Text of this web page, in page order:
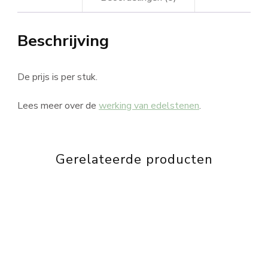
Beschrijving
De prijs is per stuk.
Lees meer over de werking van edelstenen.
Gerelateerde producten